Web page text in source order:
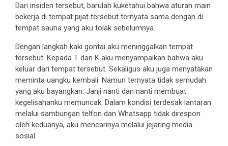
Dari insiden tersebut, barulah kuketahui bahwa aturan main
bekerja di tempat pijat tersebut ternyata sama dengan di
tempat sauna yang aku tolak sebelumnya.
Dengan langkah kaki gontai aku meninggalkan tempat
tersebut. Kepada T dan K aku menyampaikan bahwa aku
keluar dari tempat tersebut. Sekaligus aku juga menyatakan
meminta uangku kembali. Namun ternyata tidak semudah
yang aku bayangkan. Janji nanti dan nanti membuat
kegelisahanku memuncak. Dalam kondisi terdesak lantaran
melalui sambungan telfon dan Whatsapp tidak direspon
oleh keduanya, aku mencarinya melalui jejaring media
sosial.